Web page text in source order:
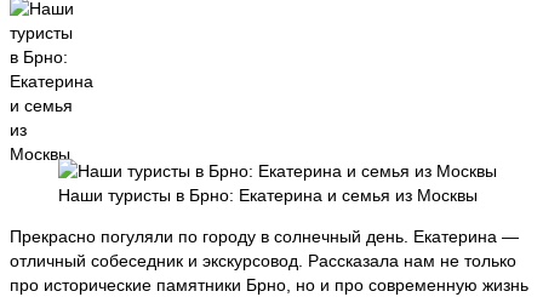
Наши туристы в Брно: Екатерина и семья из Москвы
Прекрасно погуляли по городу в солнечный день. Екатерина —
отличный собеседник и экскурсовод. Рассказала нам не только
про исторические памятники Брно, но и про современную жизнь